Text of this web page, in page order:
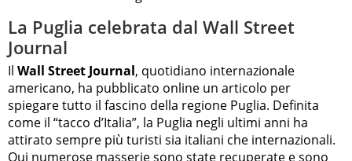
La Puglia celebrata dal Wall Street
Journal
Il Wall Street Journal, quotidiano internazionale
americano, ha pubblicato online un articolo per
spiegare tutto il fascino della regione Puglia. Definita
come il “tacco d’Italia”, la Puglia negli ultimi anni ha
attirato sempre più turisti sia italiani che internazionali.
Qui numerose masserie sono state recuperate e sono